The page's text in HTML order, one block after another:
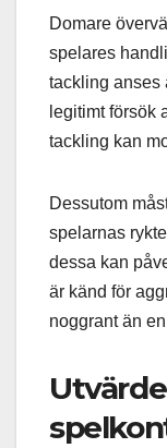
Domare
spelares
tackling anses
legitimt försök
tackling kan
Dessutom
spelarnas
dessa kan
är känd för
noggrant än